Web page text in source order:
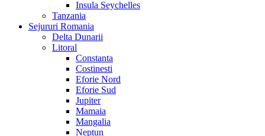
Insula Seychelles
Tanzania
Sejururi Romania
Delta Dunarii
Litoral
Constanta
Costinesti
Eforie Nord
Eforie Sud
Jupiter
Mamaia
Mangalia
Neptun